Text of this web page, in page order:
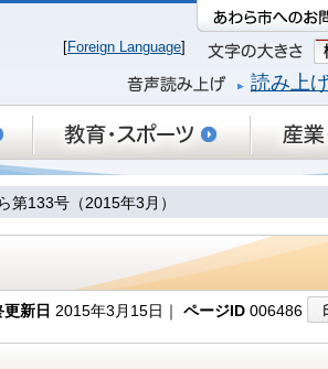
[Foreign Language]
読み上
第133号（2015年3月）
更新日 2015年3月15日｜ ページID 006486